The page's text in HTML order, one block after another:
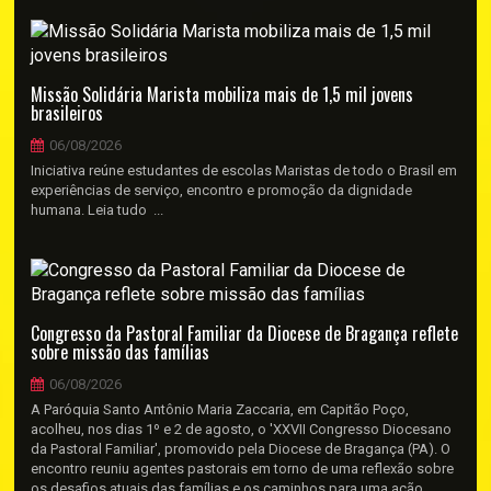
Missão Solidária Marista mobiliza mais de 1,5 mil jovens
brasileiros
06/08/2026
Iniciativa reúne estudantes de escolas Maristas de todo o Brasil em
experiências de serviço, encontro e promoção da dignidade
humana. Leia tudo ...
Congresso da Pastoral Familiar da Diocese de Bragança reflete
sobre missão das famílias
06/08/2026
A Paróquia Santo Antônio Maria Zaccaria, em Capitão Poço,
acolheu, nos dias 1º e 2 de agosto, o 'XXVII Congresso Diocesano
da Pastoral Familiar', promovido pela Diocese de Bragança (PA). O
encontro reuniu agentes pastorais em torno de uma reflexão sobre